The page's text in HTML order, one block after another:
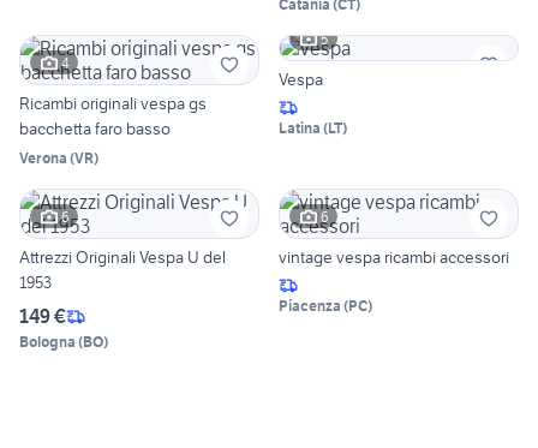
Catania (CT)
4
Ricambi originali vespa gs
bacchetta faro basso
Verona (VR)
5
Vespa
Latina (LT)
6
Attrezzi Originali Vespa U del
1953
149 €
Bologna (BO)
6
vintage vespa ricambi accessori
Piacenza (PC)